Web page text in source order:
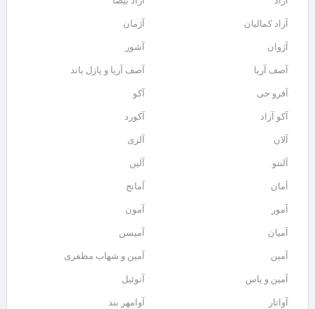
آزاد کمالیان آژمان
آژوان آشور
آصف آریا آصف آریا و پازل باند
آفرو جی آکو
آکو آزاد آکورد
آلان آلزی
آلنتو آلین
آمان آمانج
آمور آمون
آمیان آمیسن
آمین آمین و شهاب مظفری
آمین و یاس آنوئیل
آواتار آوامهر بند